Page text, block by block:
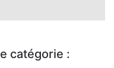
catégorie :